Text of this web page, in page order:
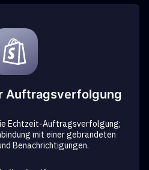
Auftragsverfolgung
Echtzeit-Auftragsverfolgung;
mit einer gebrandeten
Benachrichtigungen.